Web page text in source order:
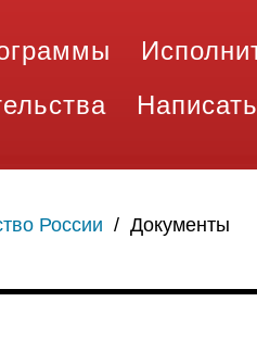
России / Документы